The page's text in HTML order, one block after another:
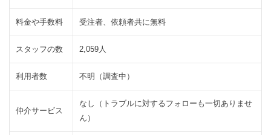
得
に
稼
げ
る
つこ
料金や手数料 受注者、依頼者共に無料
スタッフの数 2,059人
利用者数 不明（調査中）
仲介サービス
なし（トラブルに対するフォローも一切ありませ
ん）